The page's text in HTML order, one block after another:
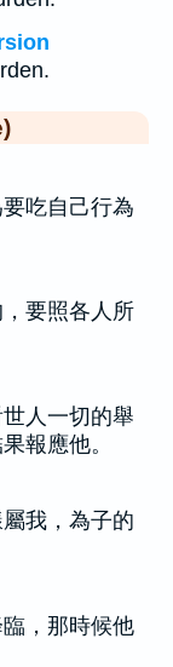
吃自己行為
要照各人所
人一切的舉
報應他。
我，為子的
，那時候他